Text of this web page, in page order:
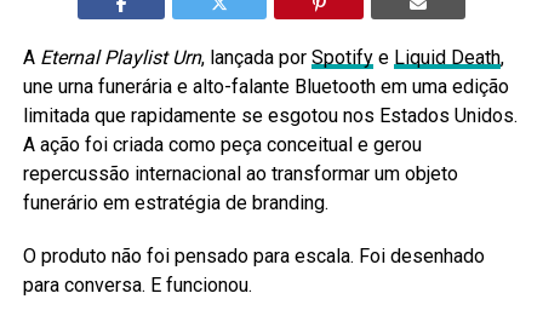
A Eternal Playlist Urn, lançada por Spotifye Liquid Death,
une urna funerária e alto-falante Bluetooth em uma edição
limitada que rapidamente se esgotou nos Estados Unidos.
A ação foi criada como peça conceitual e gerou
repercussão internacional ao transformar um objeto
funerário em estratégia de branding.
O produto não foi pensado para escala. Foi desenhado
para conversa. E funcionou.